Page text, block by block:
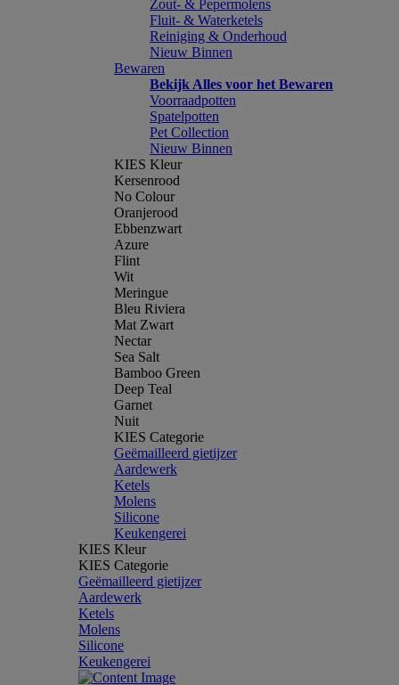
Zout- & Pepermolens
Fluit- & Waterketels
Reiniging & Onderhoud
Nieuw Binnen
Bewaren
Bekijk Alles voor het Bewaren
Voorraadpotten
Spatelpotten
Pet Collection
Nieuw Binnen
KIES Kleur
Kersenrood
No Colour
Oranjerood
Ebbenzwart
Azure
Flint
Wit
Meringue
Bleu Riviera
Mat Zwart
Nectar
Sea Salt
Bamboo Green
Deep Teal
Garnet
Nuit
KIES Categorie
Geëmailleerd gietijzer
Aardewerk
Ketels
Molens
Silicone
Keukengerei
KIES Kleur
KIES Categorie
Geëmailleerd gietijzer
Aardewerk
Ketels
Molens
Silicone
Keukengerei